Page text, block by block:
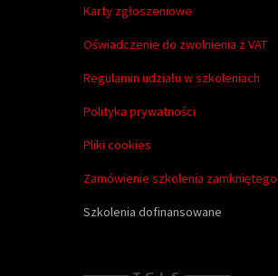
Karty zgłoszeniowe
Oświadczenie do zwolnienia z VAT
Regulamin udziału w szkoleniach
Polityka prywatności
Pliki cookies
Zamówienie szkolenia zamkniętego
Szkolenia dofinansowane